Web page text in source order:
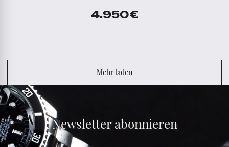
4.950€
Mehr laden
Newsletter abonnieren